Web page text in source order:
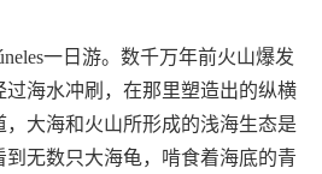
一日游。数千万年前火山爆发
海水冲刷，在那里塑造出的纵横
大海和火山所形成的浅海生态是
无数只大海龟，啃食着海底的青